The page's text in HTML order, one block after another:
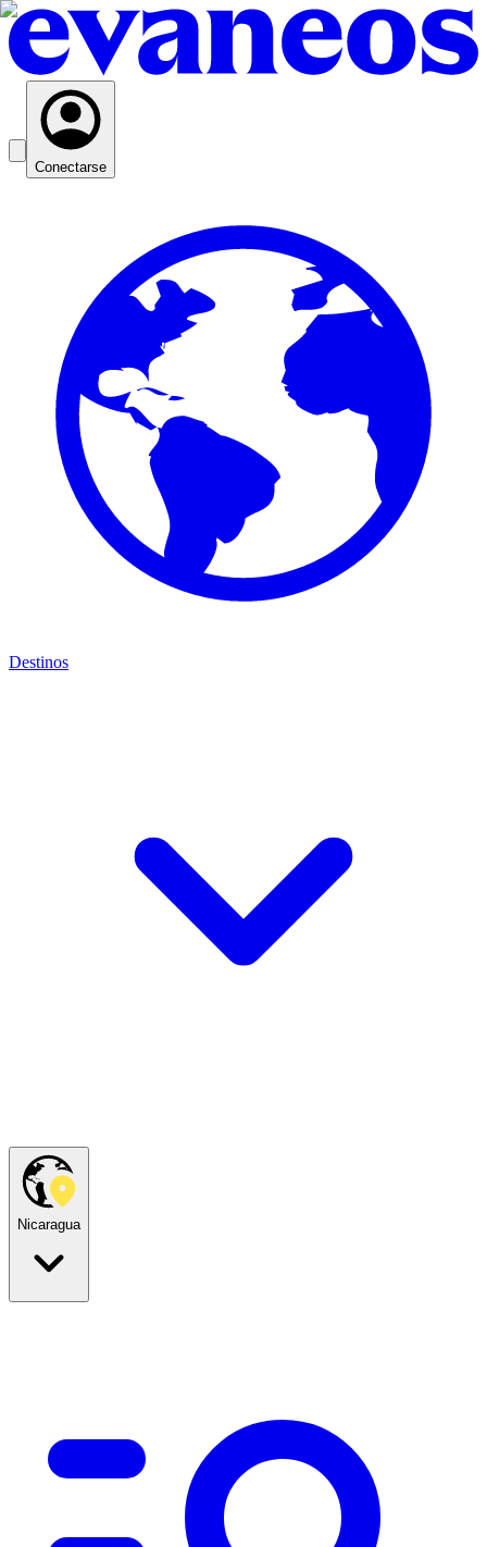
Conectarse
Destinos
Nicaragua